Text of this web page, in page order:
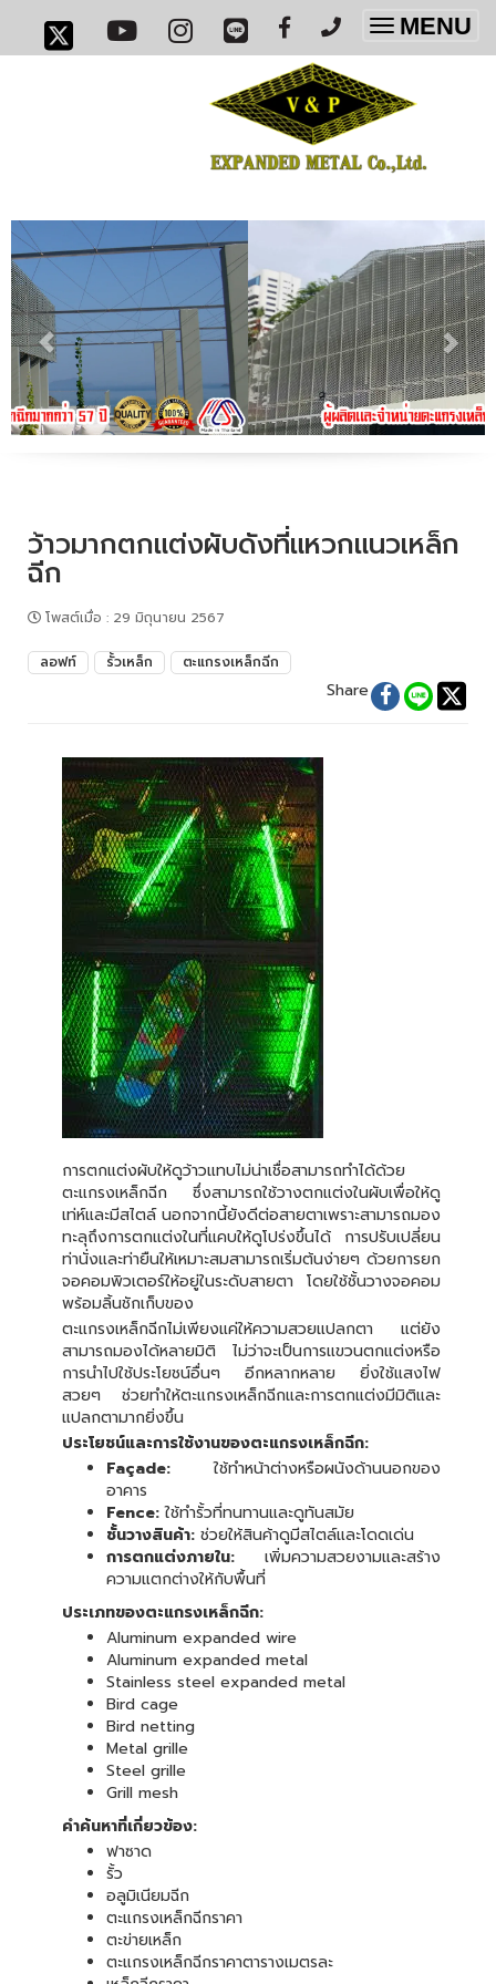
Toggle
MENU
ว้าวมากตกแต่งผับดังที่แหวกแนวเหล็ก
ฉีก
โพสต์เมื่อ : 29 มิถุนายน 2567
ลอฟท์ รั้วเหล็ก ตะแกรงเหล็กฉีก
Share
การตกแต่งผับให้ดูว้าวแทบไม่น่าเชื่อสามารถทำได้ด้วย
ตะแกรงเหล็กฉีก ซึ่งสามารถใช้วางตกแต่งในผับเพื่อให้ดู
เท่ห์และมีสไตล์ นอกจากนี้ยังดีต่อสายตาเพราะสามารถมอง
ทะลุถึงการตกแต่งในที่แคบให้ดูโปร่งขึ้นได้ การปรับเปลี่ยน
ท่านั่งและท่ายืนให้เหมาะสมสามารถเริ่มต้นง่ายๆ ด้วยการยก
จอคอมพิวเตอร์ให้อยู่ในระดับสายตา โดยใช้ชั้นวางจอคอม
พร้อมลิ้นชักเก็บของ
ตะแกรงเหล็กฉีกไม่เพียงแค่ให้ความสวยแปลกตา แต่ยัง
สามารถมองได้หลายมิติ ไม่ว่าจะเป็นการแขวนตกแต่งหรือ
การนำไปใช้ประโยชน์อื่นๆ อีกหลากหลาย ยิ่งใช้แสงไฟ
สวยๆ ช่วยทำให้ตะแกรงเหล็กฉีกและการตกแต่งมีมิติและ
แปลกตามากยิ่งขึ้น
ประโยชน์และการใช้งานของตะแกรงเหล็กฉีก:
Façade: ใช้ทำหน้าต่างหรือผนังด้านนอกของ
อาคาร
Fence:ใช้ทำรั้วที่ทนทานและดูทันสมัย
ชั้นวางสินค้า: ช่วยให้สินค้าดูมีสไตล์และโดดเด่น
การตกแต่งภายใน: เพิ่มความสวยงามและสร้าง
ความแตกต่างให้กับพื้นที่
ประเภทของตะแกรงเหล็กฉีก:
Aluminum expanded wire
Aluminum expanded metal
Stainless steel expanded metal
Bird cage
Bird netting
Metal grille
Steel grille
Grill mesh
คำค้นหาที่เกี่ยวข้อง:
ฟาซาด
รั้ว
อลูมิเนียมฉีก
ตะแกรงเหล็กฉีกราคา
ตะข่ายเหล็ก
ตะแกรงเหล็กฉีกราคาตารางเมตรละ